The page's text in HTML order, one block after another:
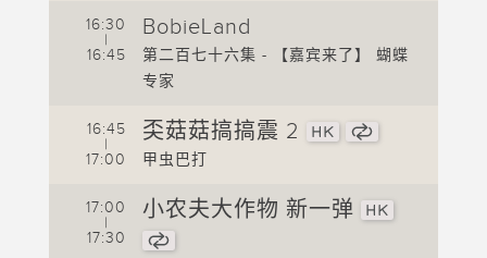
16:30
|
16:45
BobieLand
第二百七十六集 - 【嘉宾来了】 蝴蝶
专家
16:45
|
17:00
奀菇菇搞搞震 2
甲虫巴打
17:00
|
17:30
小农夫大作物 新一弹